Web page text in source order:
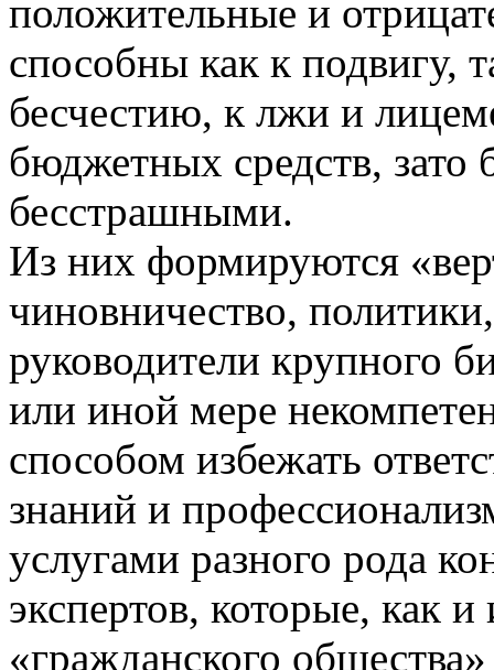
положительные и
способны как к подвигу,
бесчестию, к лжи и
бюджетных средств,
бесстрашными.
Из них формируются
чиновничество,
руководители крупного
или иной мере
способом избежать
знаний и
услугами разного рода
экспертов, которые, как
«гражданского